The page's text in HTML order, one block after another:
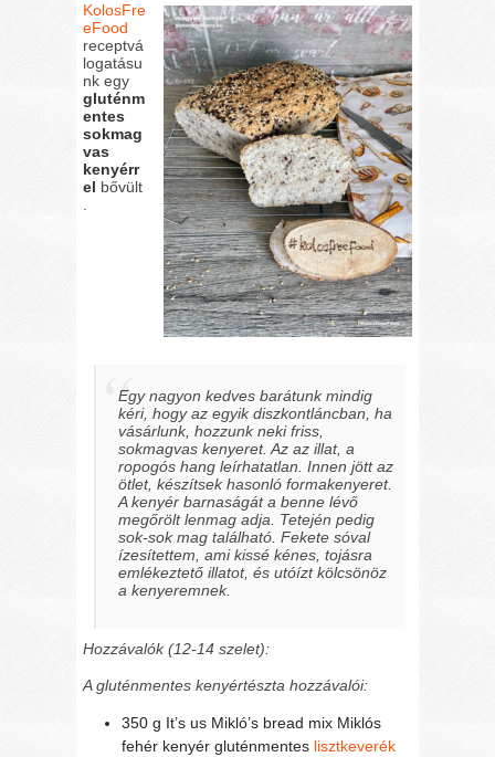
KolosFre
eFood
receptvá
logatásu
nk egy
gluténm
entes
sokmag
vas
kenyérr
el bővült
Egy nagyon kedves barátunk mindig
kéri, hogy az egyik diszkontláncban, ha
vásárlunk, hozzunk neki friss,
sokmagvas kenyeret. Az az illat, a
ropogós hang leírhatatlan. Innen jött az
ötlet, készítsek hasonló formakenyeret.
A kenyér barnaságát a benne lévő
megőrölt lenmag adja. Tetején pedig
sok-sok mag található. Fekete sóval
ízesítettem, ami kissé kénes, tojásra
emlékeztető illatot, és utóízt kölcsönöz
a kenyeremnek.
Hozzávalók (12-14 szelet):
A gluténmentes kenyértészta hozzávalói:
350 g It’s us Mikló’s bread mix Miklós
fehér kenyér gluténmentes lisztkeverék